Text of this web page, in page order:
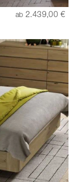
ab 2.439,00 €